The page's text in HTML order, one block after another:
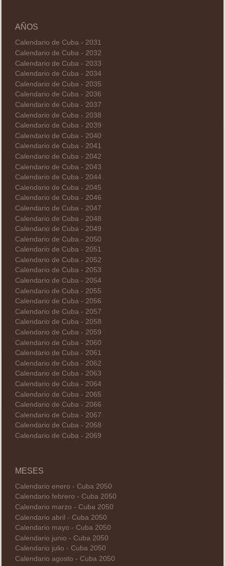
AÑOS
Calendario de Cuba - 2031
Calendario de Cuba - 2032
Calendario de Cuba - 2033
Calendario de Cuba - 2034
Calendario de Cuba - 2035
Calendario de Cuba - 2036
Calendario de Cuba - 2037
Calendario de Cuba - 2038
Calendario de Cuba - 2039
Calendario de Cuba - 2040
Calendario de Cuba - 2041
Calendario de Cuba - 2042
Calendario de Cuba - 2043
Calendario de Cuba - 2044
Calendario de Cuba - 2045
Calendario de Cuba - 2046
Calendario de Cuba - 2047
Calendario de Cuba - 2048
Calendario de Cuba - 2049
Calendario de Cuba - 2050
Calendario de Cuba - 2051
Calendario de Cuba - 2052
Calendario de Cuba - 2053
Calendario de Cuba - 2054
Calendario de Cuba - 2055
Calendario de Cuba - 2056
Calendario de Cuba - 2057
Calendario de Cuba - 2058
Calendario de Cuba - 2059
Calendario de Cuba - 2060
Calendario de Cuba - 2061
Calendario de Cuba - 2062
Calendario de Cuba - 2063
Calendario de Cuba - 2064
Calendario de Cuba - 2065
Calendario de Cuba - 2066
Calendario de Cuba - 2067
Calendario de Cuba - 2068
Calendario de Cuba - 2069
MESES
Calendario enero - Cuba 2050
Calendario febrero - Cuba 2050
Calendario marzo - Cuba 2050
Calendario abril - Cuba 2050
Calendario mayo - Cuba 2050
Calendario junio - Cuba 2050
Calendario julio - Cuba 2050
Calendario agosto - Cuba 2050